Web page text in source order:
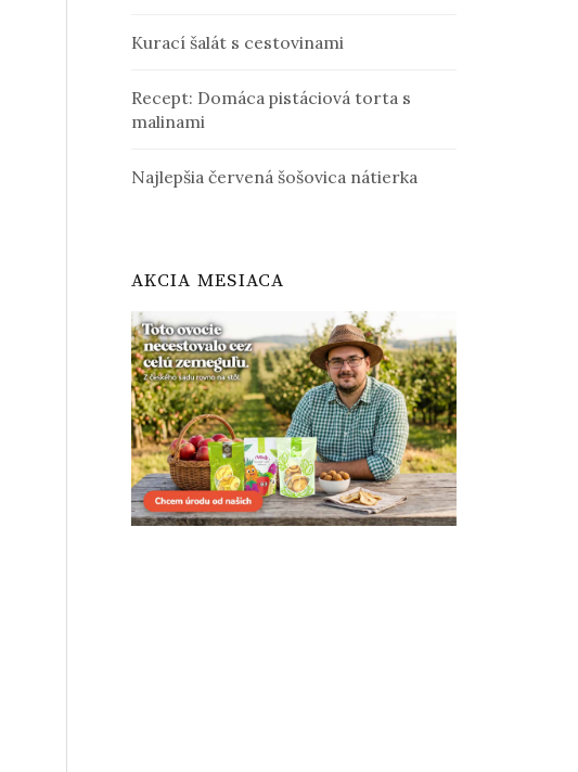
Kurací šalát s cestovinami
Recept: Domáca pistáciová torta s
malinami
Najlepšia červená šošovica nátierka
AKCIA MESIACA